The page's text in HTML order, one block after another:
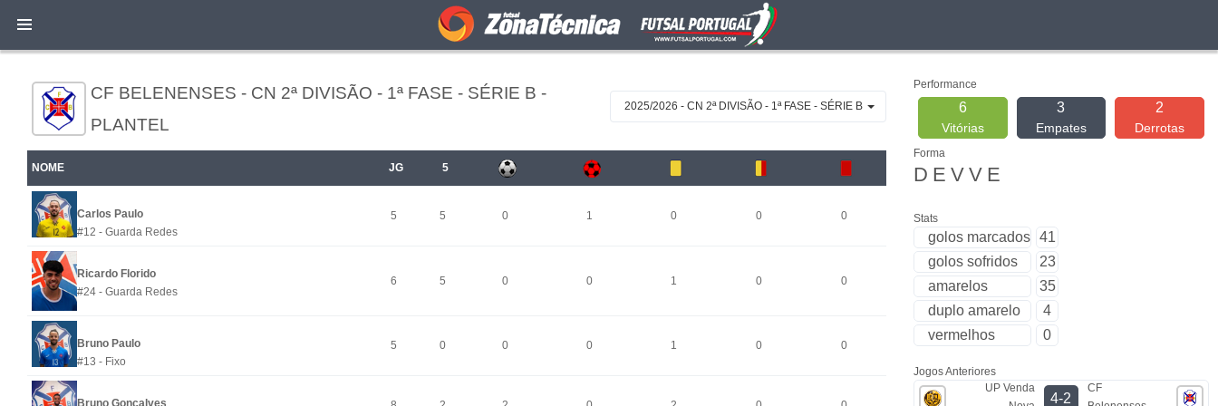
CF BELENENSES - CN 2ª DIVISÃO - 1ª FASE - SÉRIE B -
PLANTEL
2025/2026 - CN 2ª DIVISÃO - 1ª FASE - SÉRIE B
NOME JG 5
Carlos Paulo
#12 - Guarda Redes
5 5 0 1 0 0 0
Ricardo Florido
#24 - Guarda Redes
6 5 0 0 1 0 0
Bruno Paulo
#13 - Fixo
5 0 0 0 1 0 0
Bruno Gonçalves
Performance
6
Vitórias
3
Empates
2
Derrotas
Forma
D E V V E
Stats
golos marcados 41
golos sofridos
23
amarelos
35
duplo amarelo
4
vermelhos
0
Jogos Anteriores
UP Venda
4-2
CF